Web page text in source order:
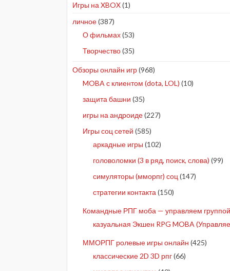
Игры на XBOX(1)
личное(387)
О фильмах(53)
Творчество(35)
Обзоры онлайн игр(968)
MOBA с клиентом (dota, LOL) (10)
защита башни (35)
игры на андроиде(227)
Игры соц сетей (585)
аркадные игры (102)
головоломки (3 в ряд, поиск, слова) (99)
симуляторы (мморпг) соц (147)
стратегии контакта (150)
Командные РПГ моба — управляем группой
казуальная Экшен RPG MOBA
ММОРПГ ролевые игры онлайн (425)
классические 2D 3D рпг(66)